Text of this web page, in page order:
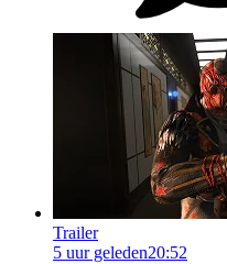
Trailer
5 uur geleden20:52